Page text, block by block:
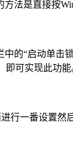
法是直接按
的“启动单
可实现此功
行一番设置